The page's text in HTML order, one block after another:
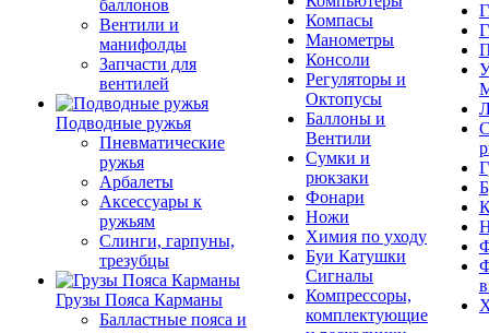
баллонов
Вентили и
манифолды
Запчасти для
вентилей
Подводные ружья
Пневматические
ружья
Арбалеты
Аксессуары к
ружьям
Слинги, гарпуны,
трезубцы
Грузы Пояса Карманы
Балластные пояса и
Компасы
Манометры
Консоли
Регуляторы и
Октопусы
Баллоны и
Вентили
Сумки и
рюкзаки
Фонари
Ножи
Химия по уходу
Буи Катушки
Сигналы
Компрессоры,
комплектующие